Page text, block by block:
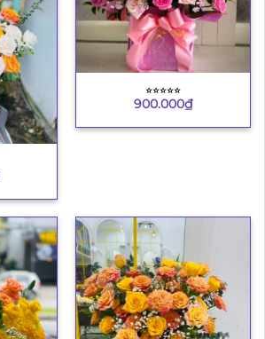
⭐︎⭐︎⭐︎⭐︎⭐︎
900.000₫